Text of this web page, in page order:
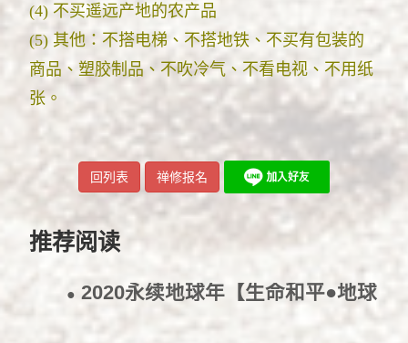
(4) 不买遥远产地的农产品
(5) 其他：不搭电梯、不搭地铁、不买有包装的
商品、塑胶制品、不吹冷气、不看电视、不用纸
张。
回列表 禅修报名
推荐阅读
● 2020永续地球年【生命和平●地球
永续】环保电影活动